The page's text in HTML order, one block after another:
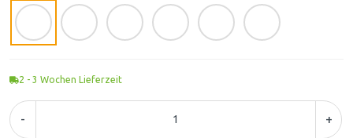
2 - 3 Wochen Lieferzeit
- +